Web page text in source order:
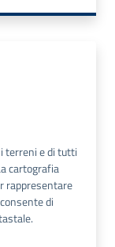
terreni e di tutti
cartografia
rappresentare
di